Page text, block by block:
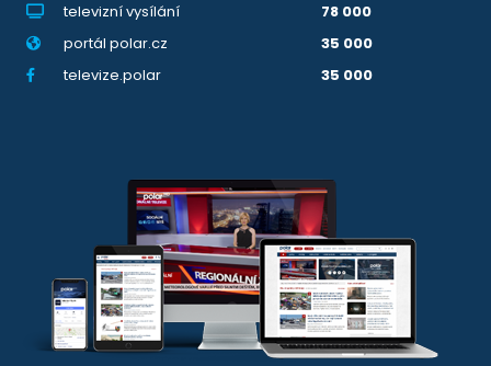
televizní vysílání
78 000
portál polar.cz
35 000
televize.polar
35 000